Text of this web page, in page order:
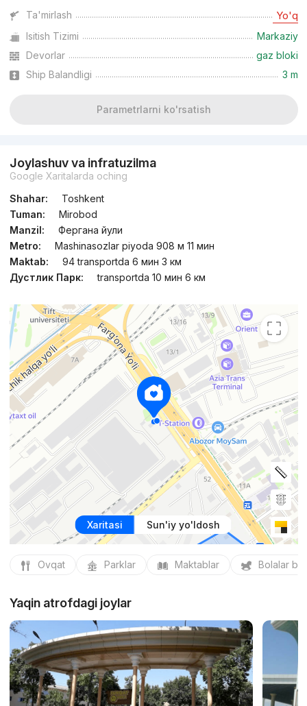
Ta'mirlash Yo'q
Isitish Tizimi
Markaziy
Devorlar
gaz bloki
Ship Balandligi
3 m
Parametrlarni ko'rsatish
Joylashuv va infratuzilma
Google Xaritalarda oching
Shahar:
Toshkent
Tuman:
Mirobod
Manzil:
Фергана йули
Metro:
Mashinasozlar piyoda 908 м 11 мин
Maktab:
94 transportda 6 мин 3 км
Дустлик Парк:
transportda 10 мин 6 км
Xaritasi Sun'iy yo'ldosh
Ovqat Parklar Maktablar Bolalar
Yaqin atrofdagi joylar